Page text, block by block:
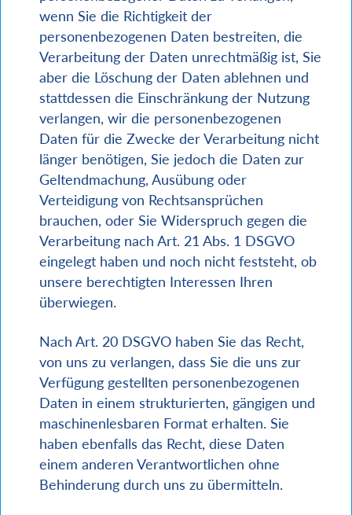
wenn Sie die Richtigkeit der
personenbezogenen Daten bestreiten, die
Verarbeitung der Daten unrechtmäßig ist, Sie
aber die Löschung der Daten ablehnen und
stattdessen die Einschränkung der Nutzung
verlangen, wir die personenbezogenen
Daten für die Zwecke der Verarbeitung nicht
länger benötigen, Sie jedoch die Daten zur
Geltendmachung, Ausübung oder
Verteidigung von Rechtsansprüchen
brauchen, oder Sie Widerspruch gegen die
Verarbeitung nach Art. 21 Abs. 1 DSGVO
eingelegt haben und noch nicht feststeht, ob
unsere berechtigten Interessen Ihren
überwiegen.
Nach Art. 20 DSGVO haben Sie das Recht,
von uns zu verlangen, dass Sie die uns zur
Verfügung gestellten personenbezogenen
Daten in einem strukturierten, gängigen und
maschinenlesbaren Format erhalten. Sie
haben ebenfalls das Recht, diese Daten
einem anderen Verantwortlichen ohne
Behinderung durch uns zu übermitteln.